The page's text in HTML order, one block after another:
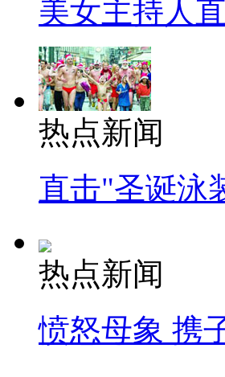
美女主持人
热点新闻
直击"圣诞泳
热点新闻
愤怒母象 携